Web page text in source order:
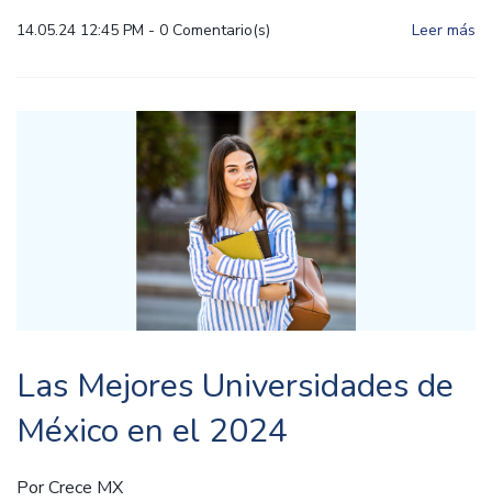
14.05.24 12:45 PM - 0 Comentario(s) Leer más
Las Mejores Universidades de
México en el 2024
PorCrece MX